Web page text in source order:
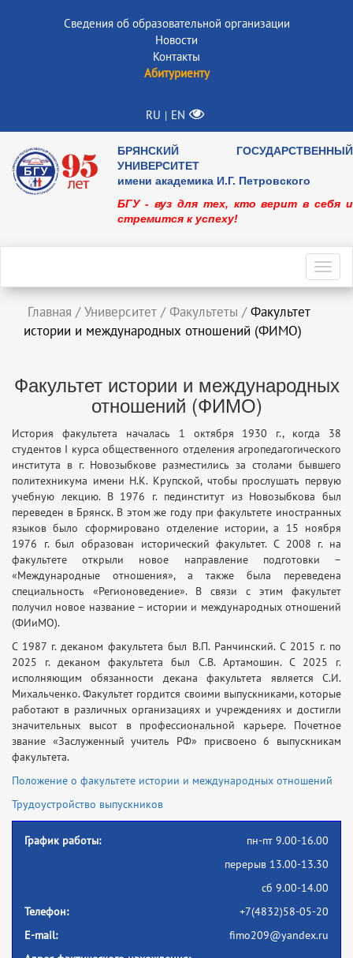
Сведения об образовательной организации
Новости
Контакты
Абитуриенту
RU | EN
БРЯНСКИЙ ГОСУДАРСТВЕННЫЙ
УНИВЕРСИТЕТ
имени академика И.Г. Петровского
БГУ - вуз для тех, кто верит в себя и
стремится к успеху!
Главная / Университет / Факультеты / Факультет
истории и международных отношений (ФИМО)
Факультет истории и международных
отношений (ФИМО)
История факультета началась 1 октября 1930 г., когда 38
студентов I курса общественного отделения агропедагогического
института в г. Новозыбкове разместились за столами бывшего
политехникума имени Н.К. Крупской, чтобы прослушать первую
учебную лекцию. В 1976 г. пединститут из Новозыбкова был
переведен в Брянск. В этом же году при факультете иностранных
языков было сформировано отделение истории, а 15 ноября
1976 г. был образован исторический факультет. С 2008 г. на
факультете открыли новое направление подготовки –
«Международные отношения», а также была переведена
специальность «Регионоведение». В связи с этим факультет
получил новое название – истории и международных отношений
(ФИиМО).
С 1987 г. деканом факультета был В.П. Ранчинский. С 2015 г. по
2025 г. деканом факультета был С.В. Артамошин. С 2025 г.
исполняющим обязанности декана факультета является С.И.
Михальченко. Факультет гордится своими выпускниками, которые
работают в различных организациях и учреждениях и достигли
значительных высот в профессиональной карьере. Почетное
звание «Заслуженный учитель РФ» присвоено 6 выпускникам
факультета.
Положение о факультете истории и международных отношений
Трудоустройство выпускников
График работы:
пн-пт 9.00-16.00
перерыв 13.00-13.30
сб 9.00-14.00
Телефон:
+7(4832)58-05-20
E-mail:
fimo209@yandex.ru